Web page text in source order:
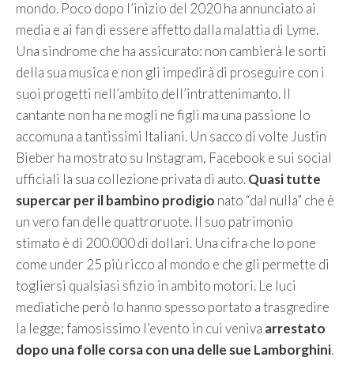
mondo. Poco dopo l’inizio del 2020 ha annunciato ai
media e ai fan di essere affetto dalla malattia di Lyme.
Una sindrome che ha assicurato: non cambierà le sorti
della sua musica e non gli impedirà di proseguire con i
suoi progetti nell’ambito dell’intrattenimanto. Il
cantante non ha ne mogli ne figli ma una passione lo
accomuna a tantissimi Italiani. Un sacco di volte Justin
Bieber ha mostrato su Instagram, Facebook e sui social
ufficiali la sua collezione privata di auto.Quasi tutte
supercar per il bambino prodigio nato “dal nulla” che è
un vero fan delle quattroruote. Il suo patrimonio
stimato è di 200.000 di dollari. Una cifra che lo pone
come under 25 più ricco al mondo e che gli permette di
togliersi qualsiasi sfizio in ambito motori. Le luci
mediatiche però lo hanno spesso portato a trasgredire
la legge; famosissimo l’evento in cui veniva arrestato
dopo una folle corsa con una delle sue Lamborghini.